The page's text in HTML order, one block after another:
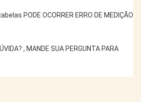
PODE OCORRER ERRO DE MEDIÇÃO
, MANDE SUA PERGUNTA PARA